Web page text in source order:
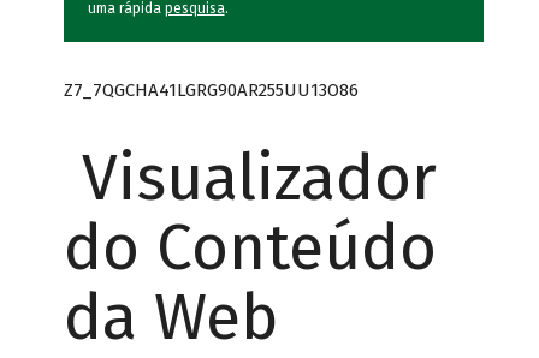
uma rápida pesquisa.
Z7_7QGCHA41LGRG90AR255UU13O86
Visualizador
do Conteúdo
da Web